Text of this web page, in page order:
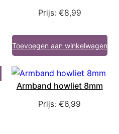
Prijs: €8,99
Toevoegen aan winkelwagen
Armband howliet 8mm
Prijs: €6,99